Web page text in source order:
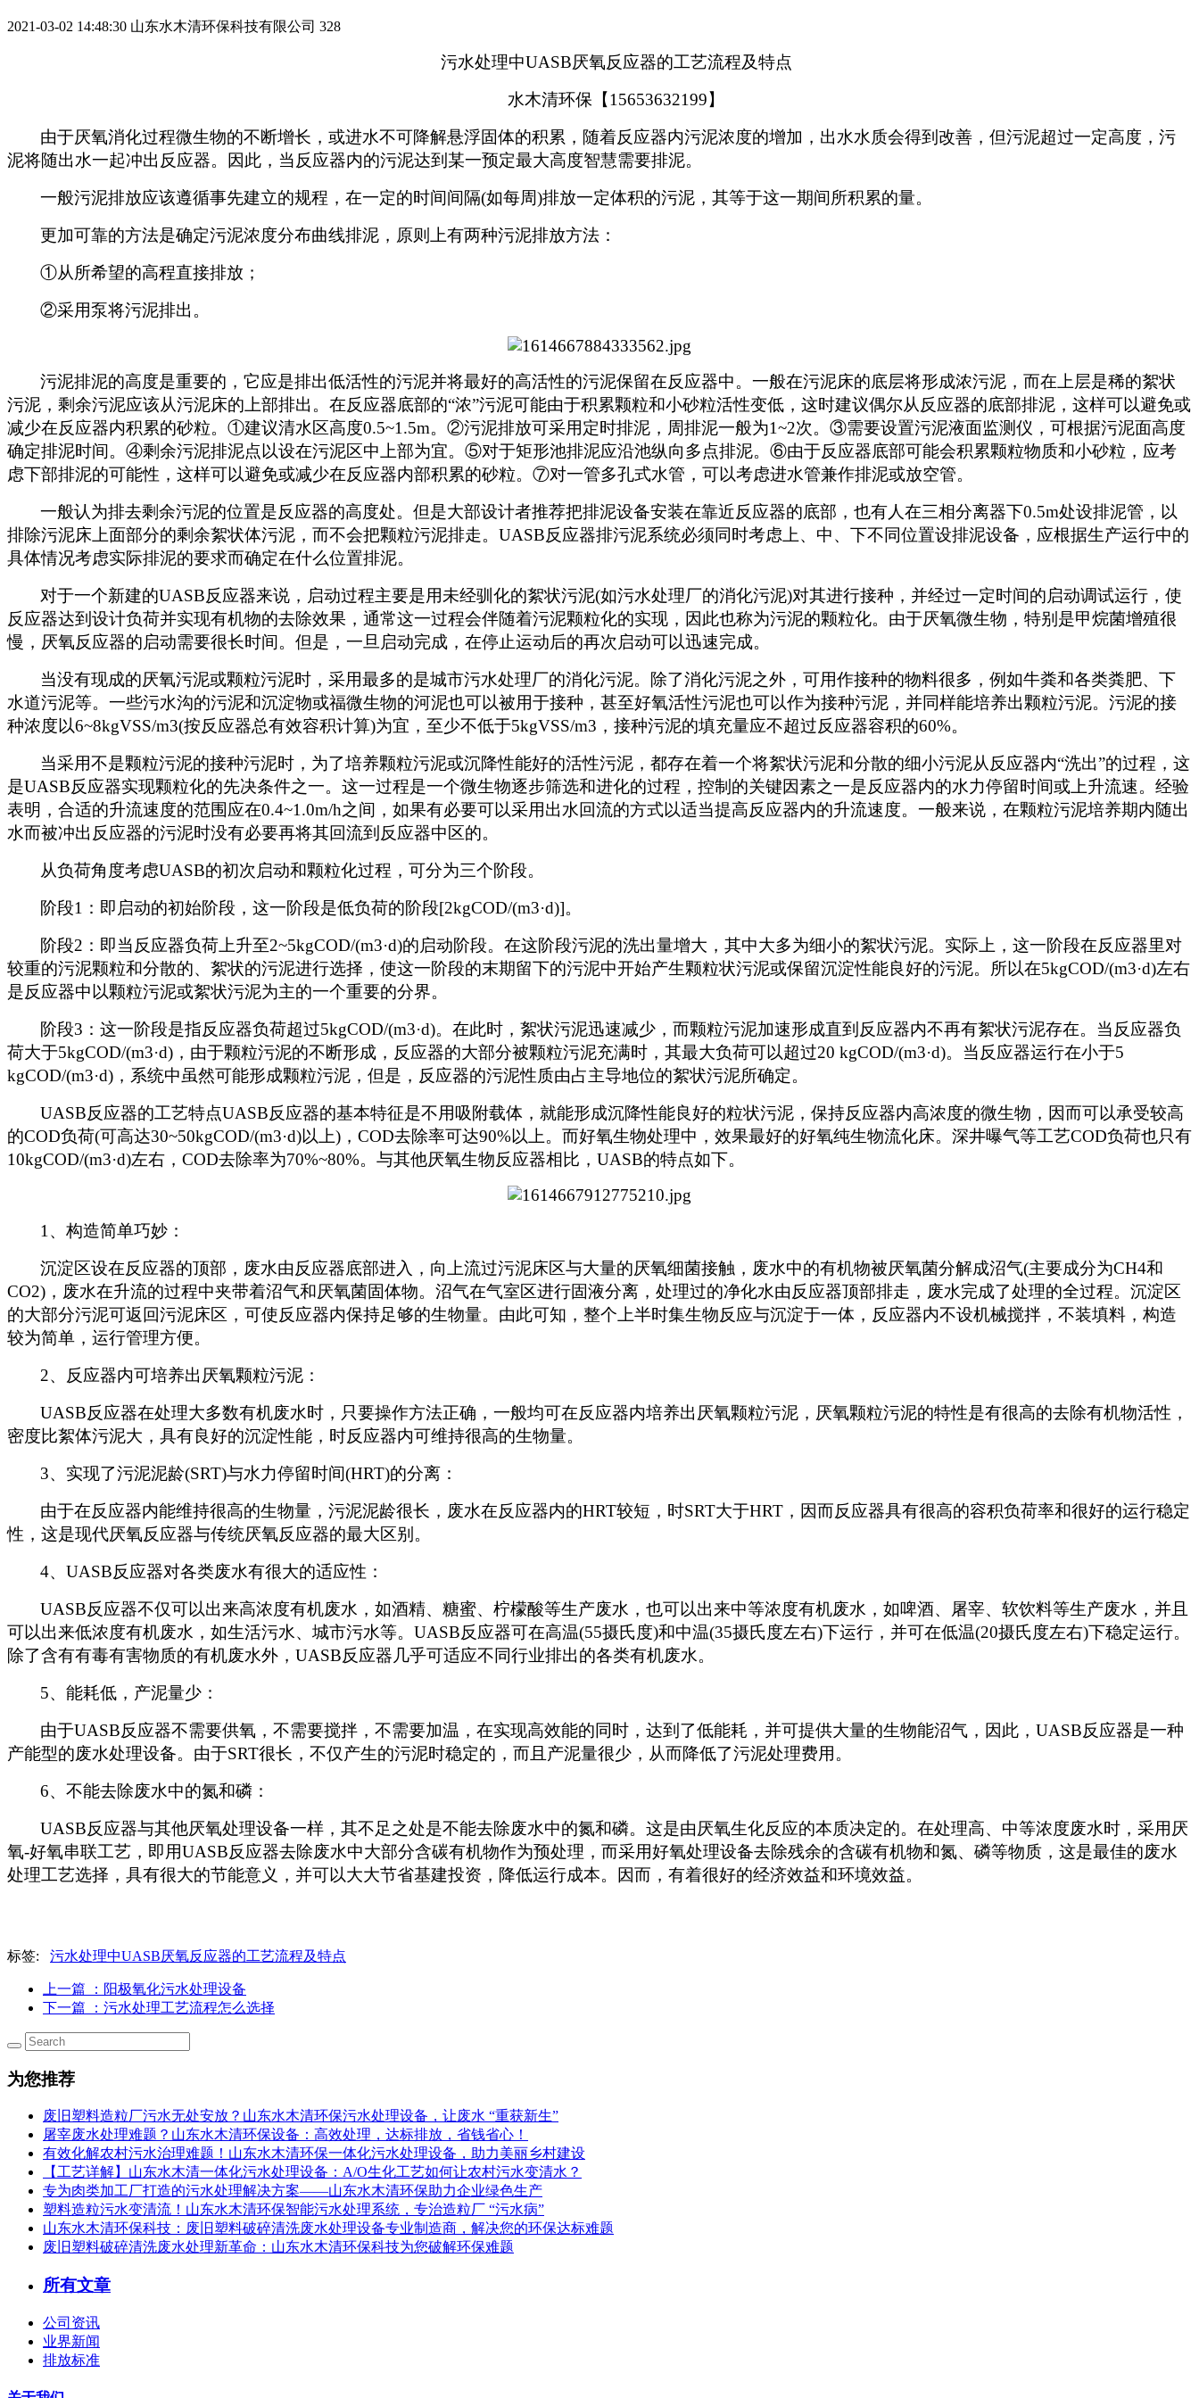
2021-03-02 14:48:30 山东水木清环保科技有限公司 328
污水处理中UASB厌氧反应器的工艺流程及特点
水木清环保【15653632199】
由于厌氧消化过程微生物的不断增长，或进水不可降解悬浮固体的积累，随着反应器内污泥浓度的增加，出水水质会得到改善，但污泥超过一定高度，污
泥将随出水一起冲出反应器。因此，当反应器内的污泥达到某一预定最大高度智慧需要排泥。
一般污泥排放应该遵循事先建立的规程，在一定的时间间隔(如每周)排放一定体积的污泥，其等于这一期间所积累的量。
更加可靠的方法是确定污泥浓度分布曲线排泥，原则上有两种污泥排放方法：
①从所希望的高程直接排放；
②采用泵将污泥排出。
污泥排泥的高度是重要的，它应是排出低活性的污泥并将最好的高活性的污泥保留在反应器中。一般在污泥床的底层将形成浓污泥，而在上层是稀的絮状
污泥，剩余污泥应该从污泥床的上部排出。在反应器底部的“浓”污泥可能由于积累颗粒和小砂粒活性变低，这时建议偶尔从反应器的底部排泥，这样可以避免或
减少在反应器内积累的砂粒。①建议清水区高度0.5~1.5m。②污泥排放可采用定时排泥，周排泥一般为1~2次。③需要设置污泥液面监测仪，可根据污泥面高度
确定排泥时间。④剩余污泥排泥点以设在污泥区中上部为宜。⑤对于矩形池排泥应沿池纵向多点排泥。⑥由于反应器底部可能会积累颗粒物质和小砂粒，应考
虑下部排泥的可能性，这样可以避免或减少在反应器内部积累的砂粒。⑦对一管多孔式水管，可以考虑进水管兼作排泥或放空管。
一般认为排去剩余污泥的位置是反应器的高度处。但是大部设计者推荐把排泥设备安装在靠近反应器的底部，也有人在三相分离器下0.5m处设排泥管，以
排除污泥床上面部分的剩余絮状体污泥，而不会把颗粒污泥排走。UASB反应器排污泥系统必须同时考虑上、中、下不同位置设排泥设备，应根据生产运行中的
具体情况考虑实际排泥的要求而确定在什么位置排泥。
对于一个新建的UASB反应器来说，启动过程主要是用未经驯化的絮状污泥(如污水处理厂的消化污泥)对其进行接种，并经过一定时间的启动调试运行，使
反应器达到设计负荷并实现有机物的去除效果，通常这一过程会伴随着污泥颗粒化的实现，因此也称为污泥的颗粒化。由于厌氧微生物，特别是甲烷菌增殖很
慢，厌氧反应器的启动需要很长时间。但是，一旦启动完成，在停止运动后的再次启动可以迅速完成。
当没有现成的厌氧污泥或颗粒污泥时，采用最多的是城市污水处理厂的消化污泥。除了消化污泥之外，可用作接种的物料很多，例如牛粪和各类粪肥、下
水道污泥等。一些污水沟的污泥和沉淀物或福微生物的河泥也可以被用于接种，甚至好氧活性污泥也可以作为接种污泥，并同样能培养出颗粒污泥。污泥的接
种浓度以6~8kgVSS/m3(按反应器总有效容积计算)为宜，至少不低于5kgVSS/m3，接种污泥的填充量应不超过反应器容积的60%。
当采用不是颗粒污泥的接种污泥时，为了培养颗粒污泥或沉降性能好的活性污泥，都存在着一个将絮状污泥和分散的细小污泥从反应器内“洗出”的过程，这
是UASB反应器实现颗粒化的先决条件之一。这一过程是一个微生物逐步筛选和进化的过程，控制的关键因素之一是反应器内的水力停留时间或上升流速。经验
表明，合适的升流速度的范围应在0.4~1.0m/h之间，如果有必要可以采用出水回流的方式以适当提高反应器内的升流速度。一般来说，在颗粒污泥培养期内随出
水而被冲出反应器的污泥时没有必要再将其回流到反应器中区的。
从负荷角度考虑UASB的初次启动和颗粒化过程，可分为三个阶段。
阶段1：即启动的初始阶段，这一阶段是低负荷的阶段[2kgCOD/(m3·d)]。
阶段2：即当反应器负荷上升至2~5kgCOD/(m3·d)的启动阶段。在这阶段污泥的洗出量增大，其中大多为细小的絮状污泥。实际上，这一阶段在反应器里对
较重的污泥颗粒和分散的、絮状的污泥进行选择，使这一阶段的末期留下的污泥中开始产生颗粒状污泥或保留沉淀性能良好的污泥。所以在5kgCOD/(m3·d)左右
是反应器中以颗粒污泥或絮状污泥为主的一个重要的分界。
阶段3：这一阶段是指反应器负荷超过5kgCOD/(m3·d)。在此时，絮状污泥迅速减少，而颗粒污泥加速形成直到反应器内不再有絮状污泥存在。当反应器负
荷大于5kgCOD/(m3·d)，由于颗粒污泥的不断形成，反应器的大部分被颗粒污泥充满时，其最大负荷可以超过20 kgCOD/(m3·d)。当反应器运行在小于5
kgCOD/(m3·d)，系统中虽然可能形成颗粒污泥，但是，反应器的污泥性质由占主导地位的絮状污泥所确定。
UASB反应器的工艺特点UASB反应器的基本特征是不用吸附载体，就能形成沉降性能良好的粒状污泥，保持反应器内高浓度的微生物，因而可以承受较高
的COD负荷(可高达30~50kgCOD/(m3·d)以上)，COD去除率可达90%以上。而好氧生物处理中，效果最好的好氧纯生物流化床。深井曝气等工艺COD负荷也只有
10kgCOD/(m3·d)左右，COD去除率为70%~80%。与其他厌氧生物反应器相比，UASB的特点如下。
1 、构造简单巧妙：
沉淀区设在反应器的顶部，废水由反应器底部进入，向上流过污泥床区与大量的厌氧细菌接触，废水中的有机物被厌氧菌分解成沼气(主要成分为CH4和
CO2)，废水在升流的过程中夹带着沼气和厌氧菌固体物。沼气在气室区进行固液分离，处理过的净化水由反应器顶部排走，废水完成了处理的全过程。沉淀区
的大部分污泥可返回污泥床区，可使反应器内保持足够的生物量。由此可知，整个上半时集生物反应与沉淀于一体，反应器内不设机械搅拌，不装填料，构造
较为简单，运行管理方便。
2、反应器内可培养出厌氧颗粒污泥：
UASB反应器在处理大多数有机废水时，只要操作方法正确，一般均可在反应器内培养出厌氧颗粒污泥，厌氧颗粒污泥的特性是有很高的去除有机物活性，
密度比絮体污泥大，具有良好的沉淀性能，时反应器内可维持很高的生物量。
3、实现了污泥泥龄(SRT)与水力停留时间(HRT)的分离：
由于在反应器内能维持很高的生物量，污泥泥龄很长，废水在反应器内的HRT较短，时SRT大于HRT，因而反应器具有很高的容积负荷率和很好的运行稳定
性，这是现代厌氧反应器与传统厌氧反应器的最大区别。
4、UASB反应器对各类废水有很大的适应性：
UASB反应器不仅可以出来高浓度有机废水，如酒精、糖蜜、柠檬酸等生产废水，也可以出来中等浓度有机废水，如啤酒、屠宰、软饮料等生产废水，并且
可以出来低浓度有机废水，如生活污水、城市污水等。UASB反应器可在高温(55摄氏度)和中温(35摄氏度左右)下运行，并可在低温(20摄氏度左右)下稳定运行。
除了含有有毒有害物质的有机废水外，UASB反应器几乎可适应不同行业排出的各类有机废水。
5、能耗低，产泥量少：
由于UASB反应器不需要供氧，不需要搅拌，不需要加温，在实现高效能的同时，达到了低能耗，并可提供大量的生物能沼气，因此，UASB反应器是一种
产能型的废水处理设备。由于SRT很长，不仅产生的污泥时稳定的，而且产泥量很少，从而降低了污泥处理费用。
6、不能去除废水中的氮和磷：
UASB反应器与其他厌氧处理设备一样，其不足之处是不能去除废水中的氮和磷。这是由厌氧生化反应的本质决定的。在处理高、中等浓度废水时，采用厌
氧-好氧串联工艺，即用UASB反应器去除废水中大部分含碳有机物作为预处理，而采用好氧处理设备去除残余的含碳有机物和氮、磷等物质，这是最佳的废水
处理工艺选择，具有很大的节能意义，并可以大大节省基建投资，降低运行成本。因而，有着很好的经济效益和环境效益。
标签: 污水处理中UASB厌氧反应器的工艺流程及特点
上一篇
：阳极氧化污水处理设备
下一篇
：污水处理工艺流程怎么选择
为您推荐
废旧塑料造粒厂污水无处安放？山东水木清环保污水处理设备，让废水 “重获新生”
屠宰废水处理难题？山东水木清环保设备：高效处理，达标排放，省钱省心！
有效化解农村污水治理难题！山东水木清环保一体化污水处理设备，助力美丽乡村建设
【工艺详解】山东水木清一体化污水处理设备：A/O生化工艺如何让农村污水变清水？
专为肉类加工厂打造的污水处理解决方案——山东水木清环保助力企业绿色生产
塑料造粒污水变清流！山东水木清环保智能污水处理系统，专治造粒厂 “污水病”
山东水木清环保科技：废旧塑料破碎清洗废水处理设备专业制造商，解决您的环保达标难题
废旧塑料破碎清洗废水处理新革命：山东水木清环保科技为您破解环保难题
所有文章
公司资讯
业界新闻
排放标准